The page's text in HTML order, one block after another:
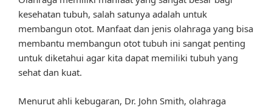
kesehatan tubuh, salah satunya adalah untuk
membangun otot. Manfaat dan jenis olahraga yang bisa
membantu membangun otot tubuh ini sangat penting
untuk diketahui agar kita dapat memiliki tubuh yang
sehat dan kuat.
Menurut ahli kebugaran, Dr. John Smith, olahraga